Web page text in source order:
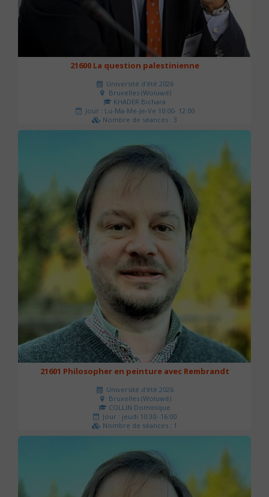
21600 La question palestinienne
Université d'été 2026
Bruxelles (Woluwé)
KHADER Bichara
Jour : Lu-Ma-Me-Je-Ve 10:00- 12:00
Nombre de séances : 3
63 €
21601 Philosopher en peinture avec Rembrandt
Université d'été 2026
Bruxelles (Woluwé)
COLLIN Dominique
Jour : jeudi 10:30- 16:00
Nombre de séances : 1
40 €